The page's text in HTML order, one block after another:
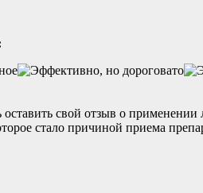
свой отзыв о
стало причиной приема